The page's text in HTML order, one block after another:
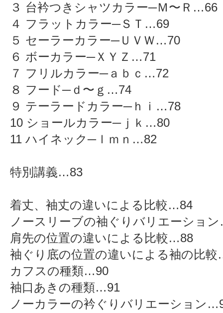
３ 台衿つきシャツカラー─Ｍ〜Ｒ…66
４ フラットカラー─ＳＴ…69
５ セーラーカラー─ＵＶＷ…70
６ ボーカラー─ＸＹＺ…71
７ フリルカラー─ａｂｃ…72
８ フード─ｄ〜ｇ…74
９ テーラードカラー─ｈｉ…78
10 ショールカラー─ｊｋ…80
11 ハイネック─ｌｍｎ…82
特別講義…83
着丈、袖丈の違いによる比較…84
ノースリーブの袖ぐりバリエーショ
肩先の位置の違いによる比較…88
袖ぐり底の位置の違いによる袖の比
カフスの種類…90
袖口あきの種類…91
ノーカラーの衿ぐりバリエーション